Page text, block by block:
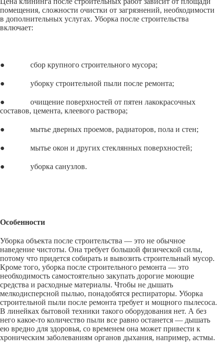
помещения, сложности очистки от загрязнений, необходимости
в дополнительных услугах. Уборка после строительства
включает:
● сбор крупного строительного мусора;
● уборку строительной пыли после ремонта;
● очищение поверхностей от пятен лакокрасочных
составов, цемента, клеевого раствора;
● мытье дверных проемов, радиаторов, пола и стен;
● мытье окон и других стеклянных поверхностей;
● уборка санузлов.
Особенности
Уборка объекта после строительства — это не обычное
наведение чистоты. Она требует большой физической силы,
потому что придется собирать и вывозить строительный мусор.
Кроме того, уборка после строительного ремонта — это
необходимость самостоятельно закупать дорогие моющие
средства и расходные материалы. Чтобы не дышать
мелкодисперсной пылью, понадобятся респираторы. Уборка
строительной пыли после ремонта требует и мощного пылесоса.
В линейках бытовой техники такого оборудования нет. А без
него какое-то количество пыли все равно останется — дышать
ею вредно для здоровья, со временем она может привести к
хроническим заболеваниям органов дыхания, например, астмы.